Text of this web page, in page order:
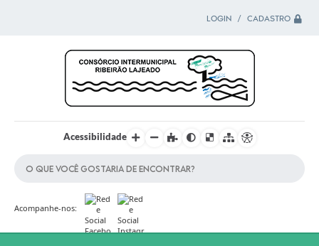
LOGIN / CADASTRO
Acessibilidade
Acompanhe-nos: